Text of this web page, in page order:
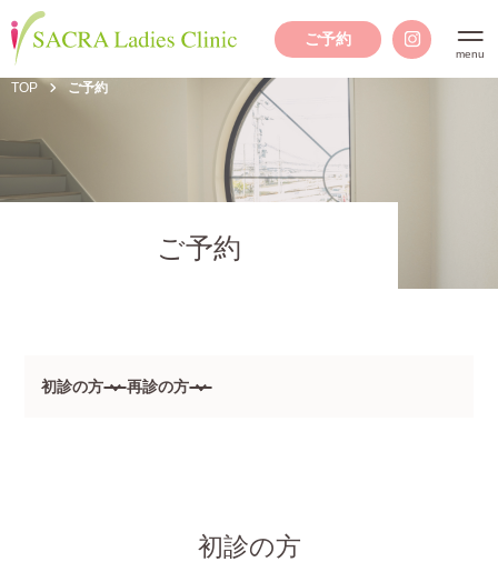
ご予約
TOP ご予約
ご予約
初診の方 再診の方
初診の方